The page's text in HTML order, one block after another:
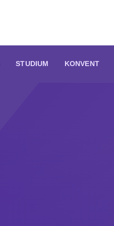
STUDIUM KONVENT